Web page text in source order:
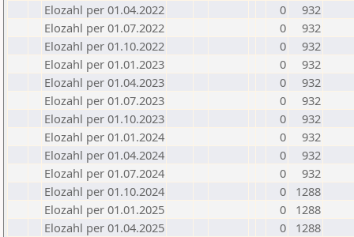
Elozahl per 01.04.2022
0
932
Elozahl per 01.07.2022
0
932
Elozahl per 01.10.2022
0
932
Elozahl per 01.01.2023
0
932
Elozahl per 01.04.2023
0
932
Elozahl per 01.07.2023
0
932
Elozahl per 01.10.2023
0
932
Elozahl per 01.01.2024
0
932
Elozahl per 01.04.2024
0
932
Elozahl per 01.07.2024
0
932
Elozahl per 01.10.2024
0
1288
Elozahl per 01.01.2025
0
1288
Elozahl per 01.04.2025
0
1288